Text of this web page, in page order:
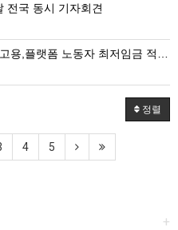
전국 동시 기자회견
최저임금 적용 촉구 강원지역본부 기자회견
정렬
4 5
+